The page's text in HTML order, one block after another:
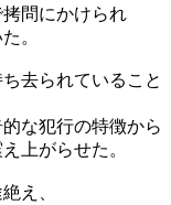
問にかけられ
。
去られていること
な犯行の特徴から
上がらせた。
え、